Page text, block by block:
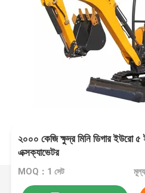
২০০০ কেজি ক্ষুদ্র মিনি ডিগার ইউরো ৫
এক্সক্যাভেটর
MOQ：1 সেট